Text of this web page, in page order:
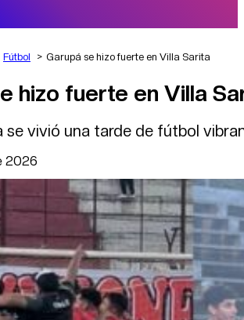
TV
Fútbol Garupá se hizo fuerte en Villa Sarita
hizo fuerte en Villa
se vivió una tarde de fútbol
2026